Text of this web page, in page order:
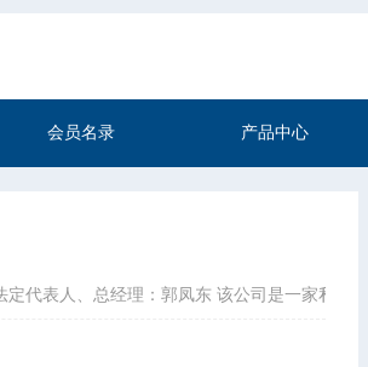
会员名录 产品中心
代表人、总经理：郭凤东 该公司是一家私